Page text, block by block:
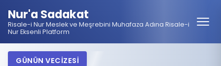
Nur'a Sadakat
Risale-i Nur Meslek ve Meşrebini Muhafaza Adına Risale-i
Nur Eksenli Platform
GÜNÜN VECİZESİ